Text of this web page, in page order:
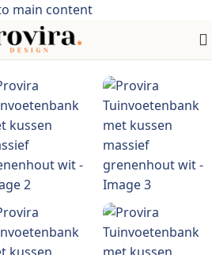
main content
> Tuinzitjes> Acaciahout